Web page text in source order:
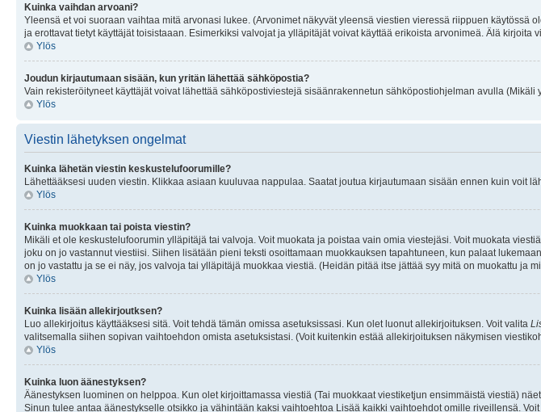
Kuinka vaihdan arvoani?
Yleensä et voi suoraan vaihtaa mitä arvonasi lukee. (Arvonimet näkyvät yleensä viestien vieressä riippuen
ja erottavat tietyt käyttäjät toisistaaan. Esimerkiksi valvojat ja ylläpitäjät voivat käyttää erikoista arvonimeä. Älä
Ylös
Joudun kirjautumaan sisään, kun yritän lähettää sähköpostia?
Vain rekisteröityneet käyttäjät voivat lähettää sähköpostiviestejä sisäänrakennetun sähköpostiohjelman avulla
Ylös
Viestin lähetyksen ongelmat
Kuinka lähetän viestin keskustelufoorumille?
Lähettääksesi uuden viestin. Klikkaa asiaan kuuluvaa nappulaa. Saatat joutua kirjautumaan sisään ennen kuin voit
Ylös
Kuinka muokkaan tai poista viestin?
Mikäli et ole keskustelufoorumin ylläpitäjä tai valvoja. Voit muokata ja poistaa vain omia viestejäsi. Voit muokata
joku on jo vastannut viestiisi. Siihen lisätään pieni teksti osoittamaan muokkauksen tapahtuneen, kun palaat
on jo vastattu ja se ei näy, jos valvoja tai ylläpitäjä muokkaa viestiä. (Heidän pitää itse jättää syy mitä on muokattu ja
Ylös
Kuinka lisään allekirjoutksen?
Luo allekirjoitus käyttääksesi sitä. Voit tehdä tämän omissa asetuksissasi. Kun olet luonut allekirjoituksen. Voit valita
valitsemalla siihen sopivan vaihtoehdon omista asetuksistasi. (Voit kuitenkin estää allekirjoituksen näkymisen
Ylös
Kuinka luon äänestyksen?
Äänestyksen luominen on helppoa. Kun olet kirjoittamassa viestiä (Tai muokkaat viestiketjun ensimmäistä viestiä)
Sinun tulee antaa äänestykselle otsikko ja vähintään kaksi vaihtoehtoa Lisää kaikki vaihtoehdot omille riveillensä.